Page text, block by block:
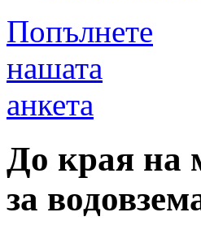
Попълнете
нашата
анкета
До края на
за